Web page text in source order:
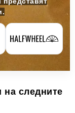
следните